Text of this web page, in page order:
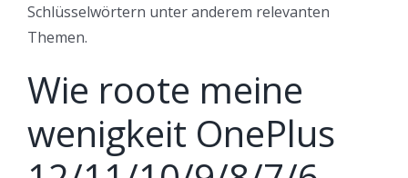
Schlüsselwörtern unter anderem relevanten
Themen.
Wie roote meine
wenigkeit OnePlus